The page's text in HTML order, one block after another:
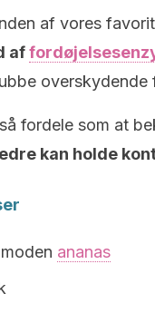
af ​​vores
af
fordele som at
kan holde
ananas